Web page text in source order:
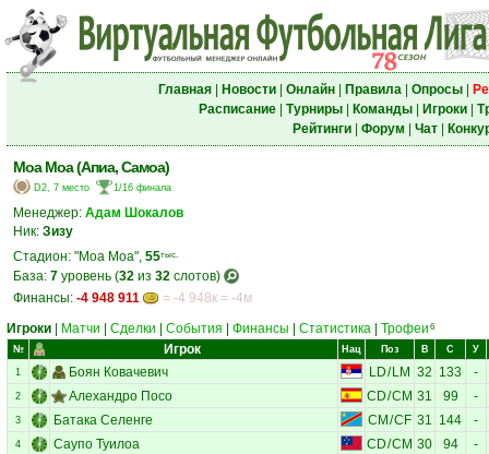
Главная| Новости| Онлайн| Правила| Опросы|
Расписание| Турниры| Команды| Игроки|
Рейтинги| Форум Чат|
Моа Моа (Апиа, Самоа)
D2, 7 место 1/16 финала
Менеджер: Адам Шокалов
Ник: Зизу
Стадион: "Моа Моа", 55тыс.
База: 7 уровень (32 из 32 слотов)
Финансы: -4 948 911
= -4 948к = -4м
Игроки
Матчи Сделки События Финансы Статистика Трофеи 6
№ Игрок Нац Поз В С У
1 Боян Ковачевич LD/ LM 32 133 -
2 Алехандро Посо CD/CM 31 99 -
3 Батака Селенге CM /CF 31 144 -
4 Саупо Туилоа CD/CM 30 94 -